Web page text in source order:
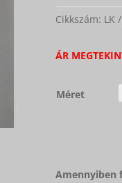
Cikkszám: LK
ÁR
Méret
Amennyiben